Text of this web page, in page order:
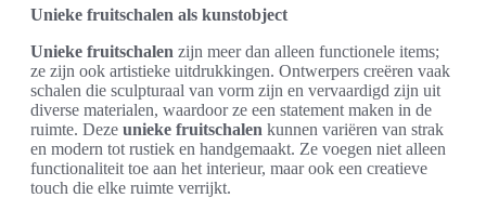
Unieke fruitschalen als kunstobject
Unieke fruitschalen zijn meer dan alleen functionele items;
ze zijn ook artistieke uitdrukkingen. Ontwerpers creëren vaak
schalen die sculpturaal van vorm zijn en vervaardigd zijn uit
diverse materialen, waardoor ze een statement maken in de
ruimte. Deze unieke fruitschalen kunnen variëren van strak
en modern tot rustiek en handgemaakt. Ze voegen niet alleen
functionaliteit toe aan het interieur, maar ook een creatieve
touch die elke ruimte verrijkt.